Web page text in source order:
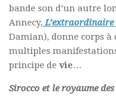
bande son d’un autre
Annecy, L’extraordinaire
Damian), donne corps
multiples
principe de vie…
Sirocco et le royaume